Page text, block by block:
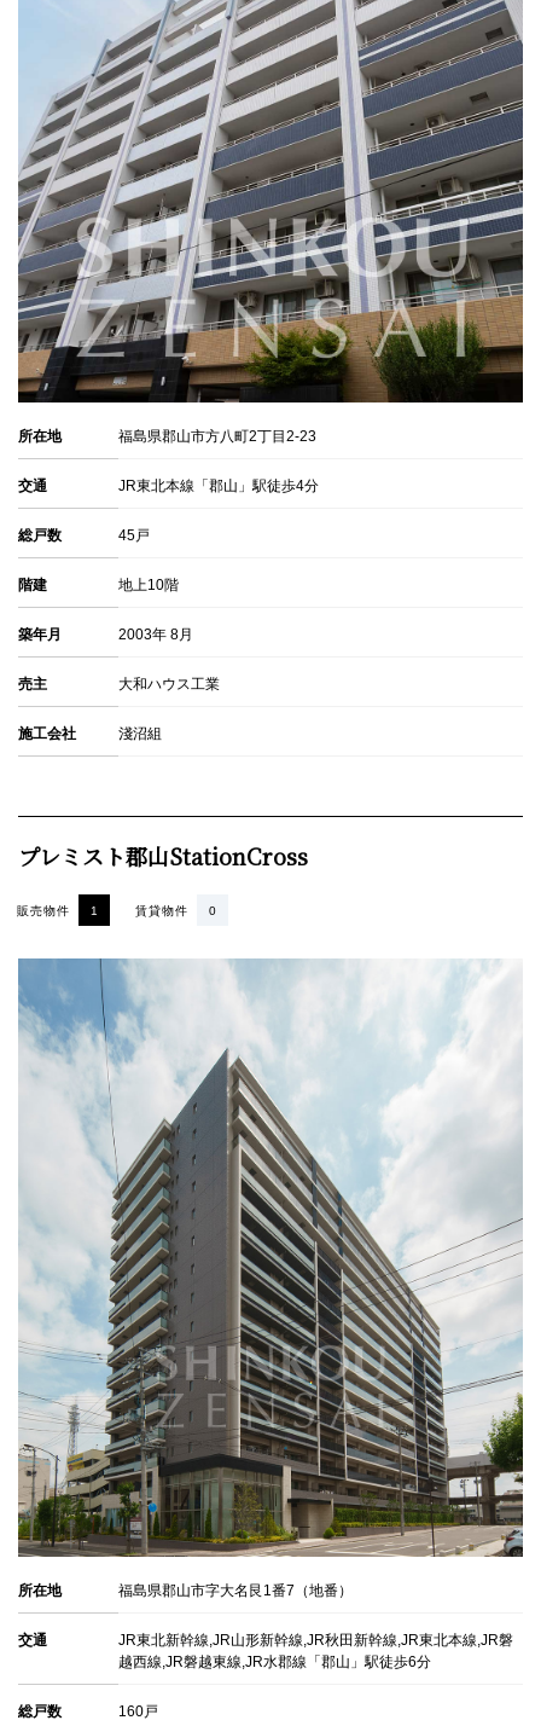
所在地 福島県郡山市方八町2丁目2-23
交通 JR東北本線「郡山」駅徒歩4分
総戸数 45戸
階建 地上10階
築年月 2003年 8月
売主 大和ハウス工業
施工会社 淺沼組
プレミスト郡山StationCross
賃貸物件 0
販売物件 1
所在地 福島県郡山市字大名艮1番7（地番）
交通
JR東北新幹線,JR山形新幹線,JR秋田新幹線,JR東北本線,JR磐
越西線,JR磐越東線,JR水郡線「郡山」駅徒歩6分
総戸数 160戸